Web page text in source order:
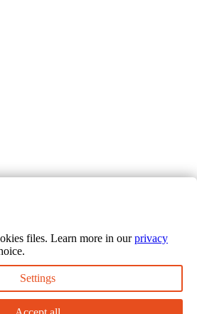
la telefon?
deochiate
files. Learn more in ourprivacy
Settings